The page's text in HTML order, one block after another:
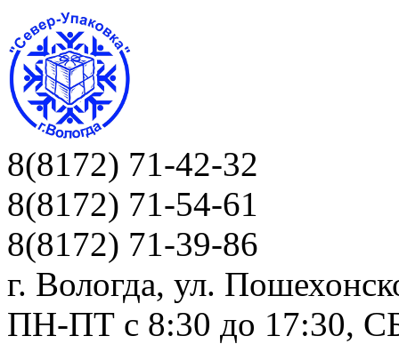
8(8172) 71-42-32
8(8172) 71-54-61
8(8172) 71-39-86
г. Вологда, ул.
ПН-ПТ c 8:30 до 17:30,